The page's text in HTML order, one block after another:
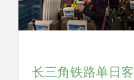
长三角铁路单日客